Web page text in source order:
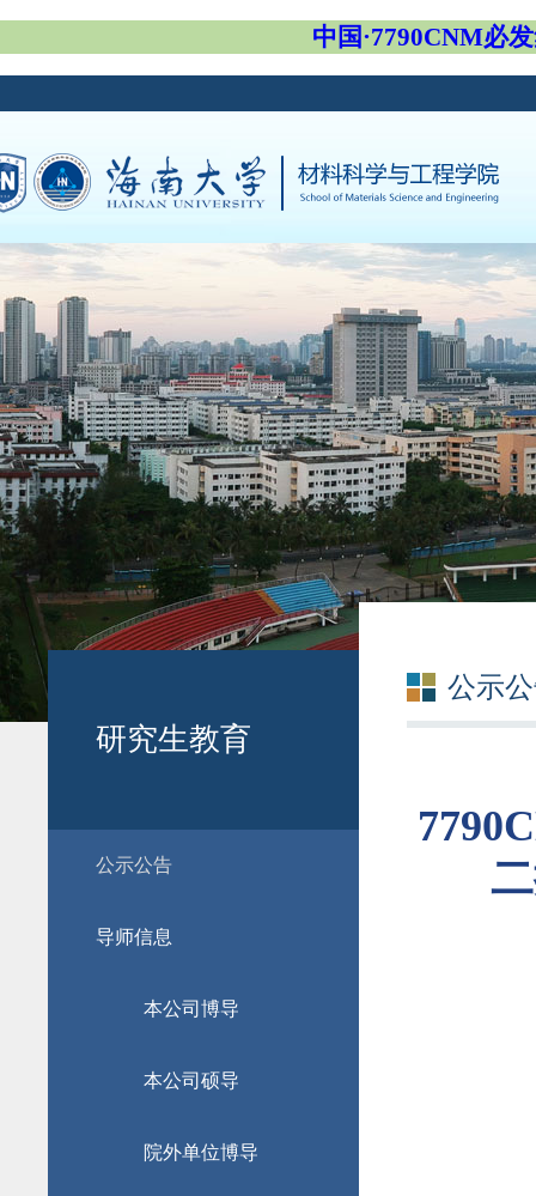
中国·7790CNM必
研究生教育
公示公告
导师信息
本公司博导
本公司硕导
院外单位博导
公示